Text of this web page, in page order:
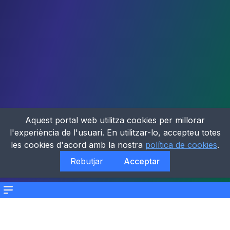
Menu
Aquest portal web utilitza cookies per millorar
l'experiència de l'usuari. En utilitzar-lo, accepteu totes
les cookies d'acord amb la nostra política de cookies.
Rebutjar
Acceptar